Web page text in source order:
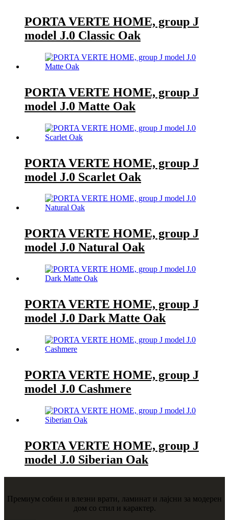
PORTA VERTE HOME, group J
model J.0 Classic Oak
PORTA VERTE HOME, group J
model J.0 Matte Oak
PORTA VERTE HOME, group J
model J.0 Scarlet Oak
PORTA VERTE HOME, group J
model J.0 Natural Oak
PORTA VERTE HOME, group J
model J.0 Dark Matte Oak
PORTA VERTE HOME, group J
model J.0 Cashmere
PORTA VERTE HOME, group J
model J.0 Siberian Oak
Премиум собни и влезни врати, ламинат и лајсни за модерен
дом со стил и карактер.